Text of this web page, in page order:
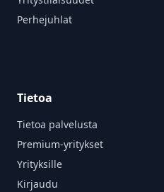
Perhejuhlat
Tietoa
Tietoa palvelusta
Premium-yritykset
Yrityksille
Kirjaudu